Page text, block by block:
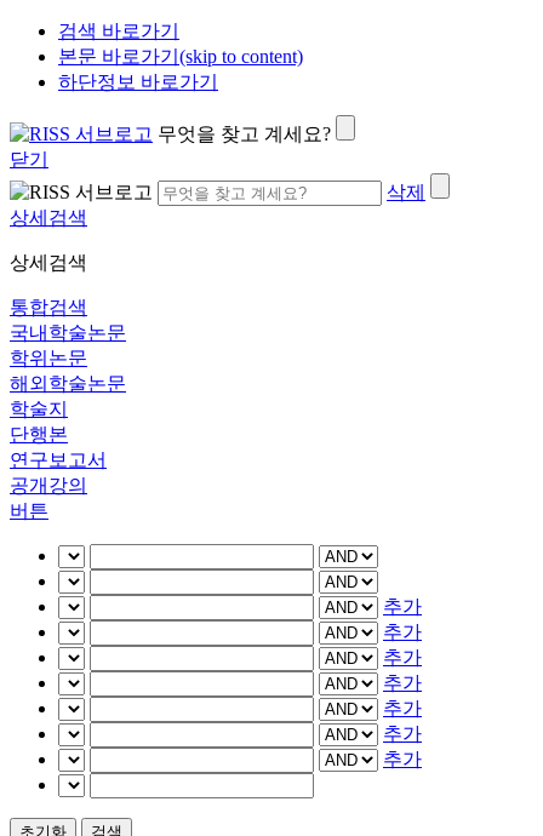
검색 바로가기
본문 바로가기(skip to content)
하단정보 바로가기
무엇을 찾고 계세요?
닫기
삭제
상세검색
상세검색
통합검색
국내학술논문
학위논문
해외학술논문
학술지
단행본
연구보고서
공개강의
버튼
추가
추가
추가
추가
추가
추가
추가